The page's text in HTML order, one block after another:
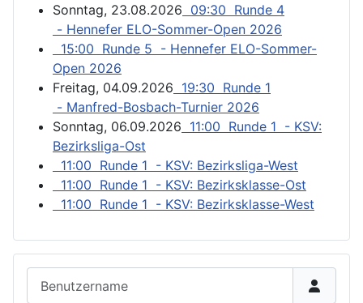
Sonntag, 23.08.2026 09:30 Runde 4
- Hennefer ELO-Sommer-Open 2026
15:00 Runde 5 - Hennefer ELO-Sommer-
Open 2026
Freitag, 04.09.2026 19:30 Runde 1
- Manfred-Bosbach-Turnier 2026
Sonntag, 06.09.2026 11:00 Runde 1 - KSV:
Bezirksliga-Ost
11:00 Runde 1 - KSV: Bezirksliga-West
11:00 Runde 1 - KSV: Bezirksklasse-Ost
11:00 Runde 1 - KSV: Bezirksklasse-West